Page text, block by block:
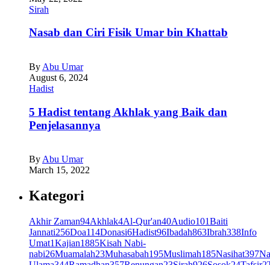
Sirah
Nasab dan Ciri Fisik Umar bin Khattab
By Abu Umar
August 6, 2024
Hadist
5 Hadist tentang Akhlak yang Baik dan
Penjelasannya
ByAbu Umar
March 15, 2022
Kategori
Akhir Zaman94Akhlak4Al-Qur'an40Audio101Baiti
Jannati256Doa114Donasi6Hadist96Ibadah863Ibrah338Info
Umat1Kajian1885Kisah Nabi-
nabi26Muamalah23Muhasabah195Muslimah185Nasihat397